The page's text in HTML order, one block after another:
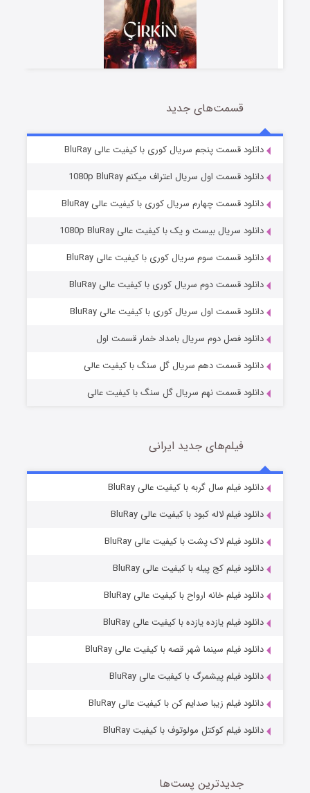
سریال زشت
قسمت5 (زیرنویس) منتشر شد
وستی ها
قسمت1 (زیرنویس) منتشر شد
قسمت6 (زیرنویس) منتشر شد
قسمت‌های جدید
دانلود قسمت پنجم سریال کوری با کیفیت عالی BluRay
دانلود قسمت اول سریال اعتراف میکنم 1080p BluRay
دانلود قسمت چهارم سریال کوری با کیفیت عالی BluRay
دانلود سریال بیست و یک با کیفیت عالی 1080p BluRay
دانلود قسمت سوم سریال کوری با کیفیت عالی BluRay
دانلود قسمت دوم سریال کوری با کیفیت عالی BluRay
دانلود قسمت اول سریال کوری با کیفیت عالی BluRay
دانلود فصل دوم سریال بامداد خمار قسمت اول
دانلود قسمت دهم سریال گل سنگ با کیفیت عالی
دانلود قسمت نهم سریال گل سنگ با کیفیت عالی
فیلم‌های جدید ایرانی
دانلود فیلم سال گربه با کیفیت عالی BluRay
دانلود فیلم لاله کبود با کیفیت عالی BluRay
دانلود فیلم لاک پشت با کیفیت عالی BluRay
دانلود فیلم کج‌ پیله با کیفیت عالی BluRay
دانلود فیلم خانه ارواح با کیفیت عالی BluRay
دانلود فیلم یازده یازده با کیفیت عالی BluRay
دانلود فیلم سینما شهر قصه با کیفیت عالی BluRay
دانلود فیلم پیشمرگ با کیفیت عالی BluRay
دانلود فیلم زیبا صدایم کن با کیفیت عالی BluRay
دانلود فیلم کوکتل مولوتوف با کیفیت BluRay
جدیدترین پست‌ها